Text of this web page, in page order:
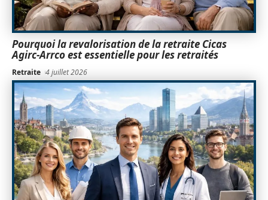
Pourquoi la revalorisation de la retraite Cicas
Agirc-Arrco est essentielle pour les retraités
Retraite 4 juillet 2026